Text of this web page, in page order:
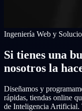
Ingeniería Web y
Si tienes una
nosotros la
Diseñamos y
rápidas, tiendas online
de Inteligencia Artificial.